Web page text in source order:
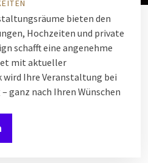
bieten den
Hochzeiten und private
schafft eine angenehme
mit aktueller
Ihre Veranstaltung bei
ganz nach Ihren Wünschen